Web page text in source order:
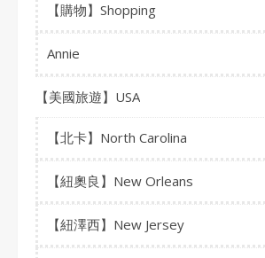
【購物】Shopping
Annie
【美國旅遊】USA
【北卡】North Carolina
【紐奧良】New Orleans
【紐澤西】New Jersey